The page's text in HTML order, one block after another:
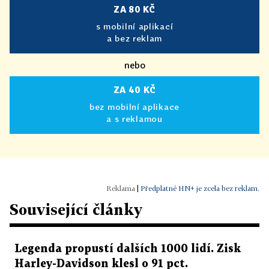
ZA 80 KČ
s mobilní aplikací
a bez reklam
nebo
ZA 40 KČ
bez mobilní aplikace
a s reklamou
Předplatné HN+ je zcela bez reklam.
Související články
Legenda propustí dalších 1000 lidí. Zisk
Harley-Davidson klesl o 91 pct.